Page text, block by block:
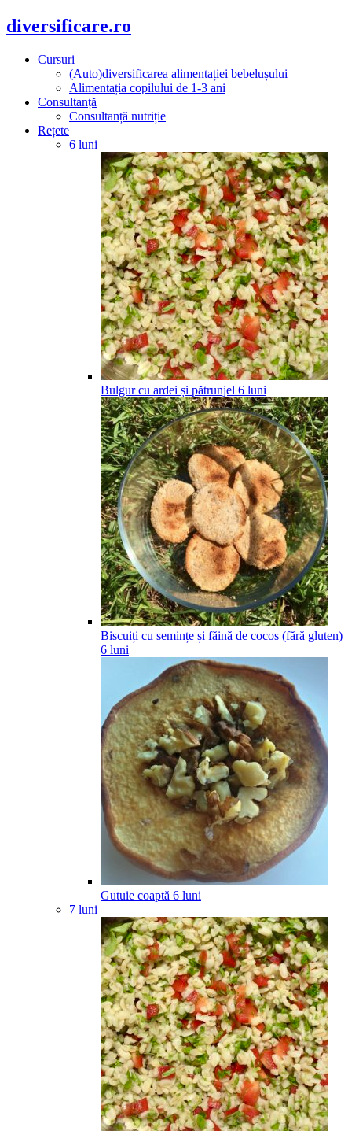
diversificare.ro
Cursuri
(Auto)diversificarea alimentației bebelușului
Alimentația copilului de 1-3 ani
Consultanță
Consultanță nutriție
Rețete
6 luni
Bulgur cu ardei și pătrunjel 6 luni
Biscuiți cu semințe și făină de cocos (fără gluten)
6 luni
Gutuie coaptă 6 luni
7 luni